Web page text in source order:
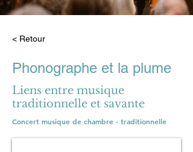
< Retour
Phonographe et la plume
Liens entre musique
traditionnelle et savante
Concert musique de chambre - traditionnelle